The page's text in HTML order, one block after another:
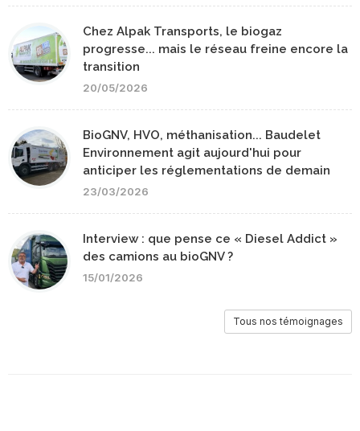
Chez Alpak Transports, le biogaz
progresse... mais le réseau freine encore la
transition
20/05/2026
BioGNV, HVO, méthanisation... Baudelet
Environnement agit aujourd'hui pour
anticiper les réglementations de demain
23/03/2026
Interview : que pense ce « Diesel Addict »
des camions au bioGNV ?
15/01/2026
Tous nos témoignages